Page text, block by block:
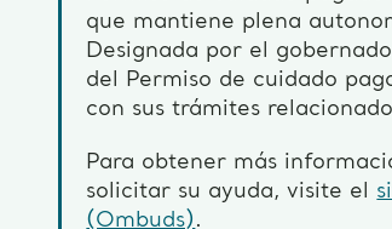
que mantiene plena
Designada por el
del Permiso de cuidado
con sus trámites
Para obtener más
solicitar su ayuda, visite el
(Ombuds) .